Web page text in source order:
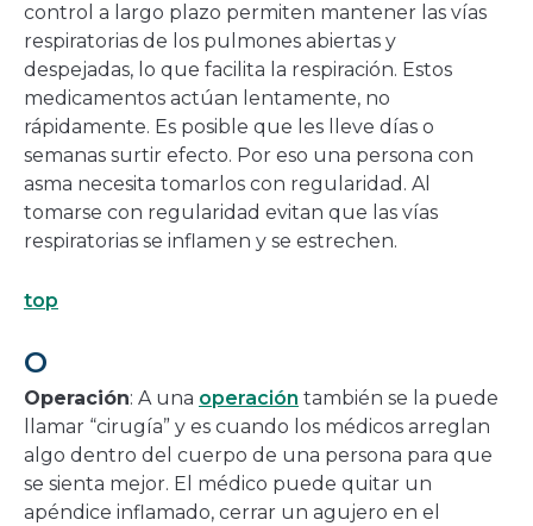
control a largo plazo permiten mantener las vías
respiratorias de los pulmones abiertas y
despejadas, lo que facilita la respiración. Estos
medicamentos actúan lentamente, no
rápidamente. Es posible que les lleve días o
semanas surtir efecto. Por eso una persona con
asma necesita tomarlos con regularidad. Al
tomarse con regularidad evitan que las vías
respiratorias se inflamen y se estrechen.
top
O
Operación: A una operación también se la puede
llamar “cirugía” y es cuando los médicos arreglan
algo dentro del cuerpo de una persona para que
se sienta mejor. El médico puede quitar un
apéndice inflamado, cerrar un agujero en el